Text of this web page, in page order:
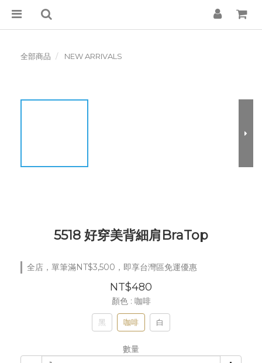
全部商品 NEW ARRIVALS
5518 好穿美背細肩BraTop
全店，單筆滿NT$3,500，即享台灣區免運優惠
NT$480
顏色 : 咖啡
黑 咖啡 白
數量